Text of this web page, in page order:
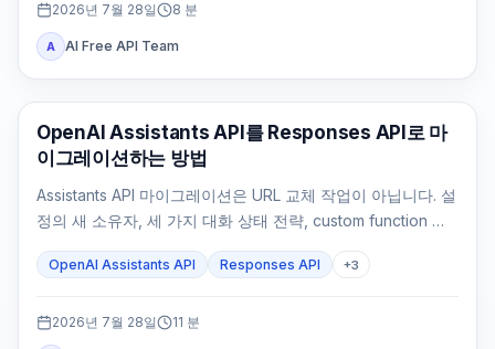
2026년 7월 28일 8 분
A AI Free API Team
API 가이드
OpenAI Assistants API를 Responses API로 마
이그레이션하는 방법
Assistants API 마이그레이션은 URL 교체 작업이 아닙니다. 설
정의 새 소유자, 세 가지 대화 상태 전략, custom function 실
행 루프, File Search, 기존 Thread 처리와 rollback 기준을
먼저 정해야 합니다.
OpenAI Assistants API Responses API +3
2026년 7월 28일 11 분